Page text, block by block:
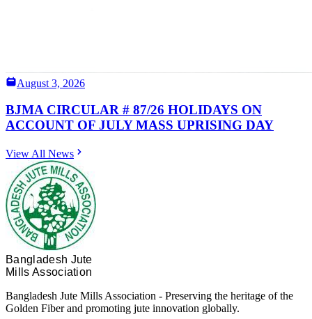
August 3, 2026
BJMA CIRCULAR # 87/26 HOLIDAYS ON
ACCOUNT OF JULY MASS UPRISING DAY
View All News
Bangladesh Jute
Mills Association
Bangladesh Jute Mills Association - Preserving the heritage of the
Golden Fiber and promoting jute innovation globally.